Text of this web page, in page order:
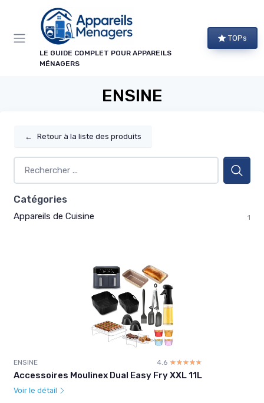
LE GUIDE COMPLET POUR APPAREILS
MÉNAGERS
TOPs
ENSINE
← Retour à la liste des produits
Catégories
Appareils de Cuisine 1
ENSINE 4.6 ☆☆☆☆☆
★★★★★
Accessoires Moulinex Dual Easy Fry XXL 11L
Voir le détail
Panneau de gestion des cookies